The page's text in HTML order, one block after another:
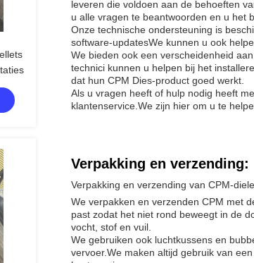
leveren die voldoen aan de behoeften
u alle vragen te beantwoorden en u het
Onze technische ondersteuning is
software-updatesWe kunnen u ook
We bieden ook een verscheidenheid
technici kunnen u helpen bij het
dat hun CPM Dies-product goed werkt.
Als u vragen heeft of hulp nodig heeft
klantenservice.We zijn hier om u te
Verpakking en verzending:
Verpakking en verzending van CPM-
We verpakken en verzenden CPM met
past zodat het niet rond beweegt in de
vocht, stof en vuil.
We gebruiken ook luchtkussens en
vervoer.We maken altijd gebruik van